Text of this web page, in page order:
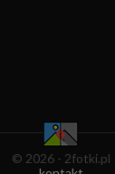
© 2026 - 2fotki.pl